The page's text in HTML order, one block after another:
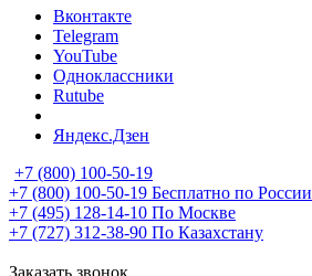
Вконтакте
Telegram
YouTube
Одноклассники
Rutube
Яндекс.Дзен
+7 (800) 100-50-19
+7 (800) 100-50-19 Бесплатно по России
+7 (495) 128-14-10 По Москве
+7 (727) 312-38-90 По Казахстану
Заказать звонок